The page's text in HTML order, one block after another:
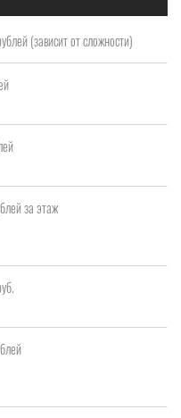
(зависит от сложности)
за этаж